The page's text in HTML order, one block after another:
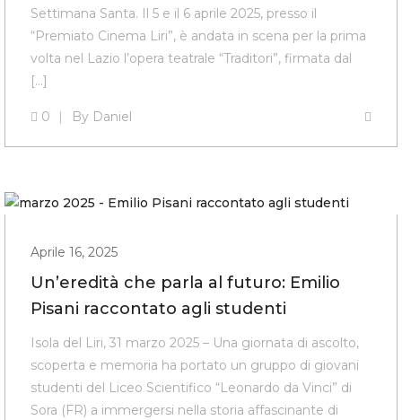
Settimana Santa. Il 5 e il 6 aprile 2025, presso il
“Premiato Cinema Liri”, è andata in scena per la prima
volta nel Lazio l’opera teatrale “Traditori”, firmata dal
[…]
0 By Daniel
Aprile 16, 2025
Un’eredità che parla al futuro: Emilio
Pisani raccontato agli studenti
Isola del Liri, 31 marzo 2025 – Una giornata di ascolto,
scoperta e memoria ha portato un gruppo di giovani
studenti del Liceo Scientifico “Leonardo da Vinci” di
Sora (FR) a immergersi nella storia affascinante di